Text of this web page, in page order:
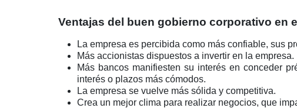
Ventajas del buen gobierno corporativo en
La empresa es percibida como más confiable, sus
Más accionistas dispuestos a invertir en la empresa.
Más bancos manifiesten su interés en conceder
interés o plazos más cómodos.
La empresa se vuelve más sólida y competitiva.
Crea un mejor clima para realizar negocios, que